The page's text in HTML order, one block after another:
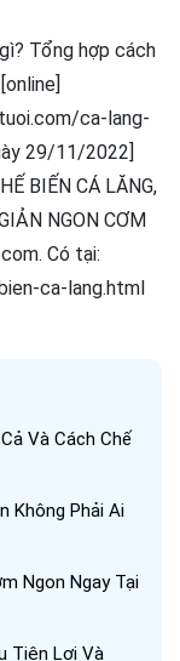
Tổng hợp cách
ca-lang-
29/11/2022]
BIẾN CÁ LĂNG,
NGON CƠM
Có tại:
ca-lang.html
Và Cách Chế
Không Phải Ai
Ngon Ngay Tại
Tiện Lợi Và